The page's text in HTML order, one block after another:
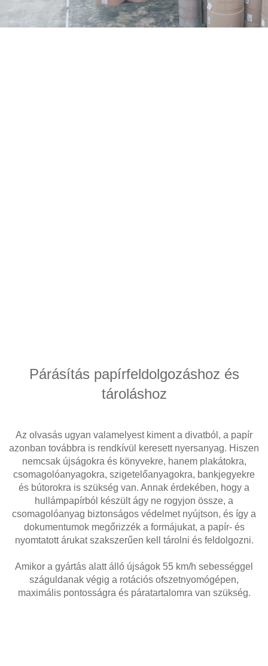
Párásítás papírfeldolgozáshoz és
tároláshoz
Az olvasás ugyan valamelyest kiment a divatból, a papír
azonban továbbra is rendkívül keresett nyersanyag. Hiszen
nemcsak újságokra és könyvekre, hanem plakátokra,
csomagolóanyagokra, szigetelőanyagokra, bankjegyekre
és bútorokra is szükség van. Annak érdekében, hogy a
hullámpapírból készült ágy ne rogyjon össze, a
csomagolóanyag biztonságos védelmet nyújtson, és így a
dokumentumok megőrizzék a formájukat, a papír- és
nyomtatott árukat szakszerűen kell tárolni és feldolgozni.
Amikor a gyártás alatt álló újságok 55 km/h sebességgel
száguldanak végig a rotációs ofszetnyomógépen,
maximális pontosságra és páratartalomra van szükség.